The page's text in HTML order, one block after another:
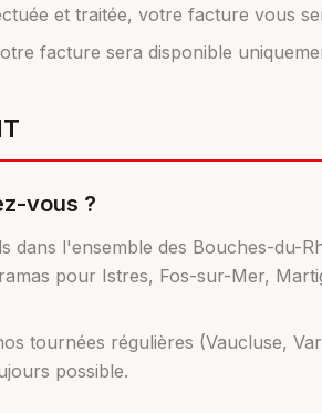
et traitée, votre facture vous
facture sera disponible
vous ?
dans l'ensemble des Bouches-du-
pour Istres, Fos-sur-Mer,
tournées régulières (Vaucluse,
possible.